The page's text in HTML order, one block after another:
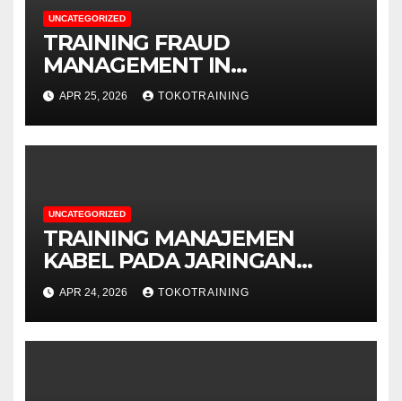
UNCATEGORIZED
TRAINING FRAUD
MANAGEMENT IN
TELECOMMUNICATION
BUSINESS
APR 25, 2026 TOKOTRAINING
UNCATEGORIZED
TRAINING MANAJEMEN
KABEL PADA JARINGAN
TELEKOMUNIKASI
APR 24, 2026 TOKOTRAINING